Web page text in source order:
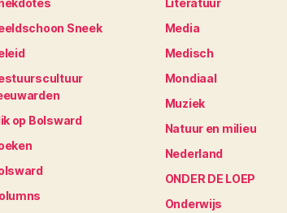
Sneek
op Bolsward
Media
Medisch
Mondiaal
Muziek
Natuur en milieu
Nederland
ONDER DE LOEP
Onderwijs